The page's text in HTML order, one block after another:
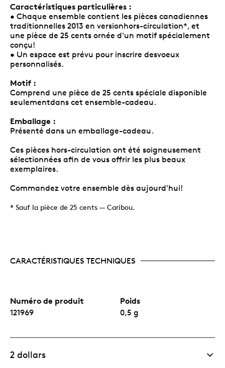
Caractéristiques particulières :
• Chaque ensemble contient les pièces canadiennes
traditionnelles 2013 en versionhors-circulation*, et
une pièce de 25 cents ornée d'un motif spécialement
conçu!
• Un espace est prévu pour inscrire desvoeux
personnalisés.
Motif :
Comprend une pièce de 25 cents spéciale disponible
seulementdans cet ensemble-cadeau.
Emballage :
Présenté dans un emballage-cadeau.
Ces pièces hors-circulation ont été soigneusement
sélectionnées afin de vous offrir les plus beaux
exemplaires.
Commandez votre ensemble dès aujourd'hui!
* Sauf la pièce de 25 cents — Caribou.
CARACTÉRISTIQUES TECHNIQUES
Numéro de produit
121969
Poids
0,5 g
2 dollars